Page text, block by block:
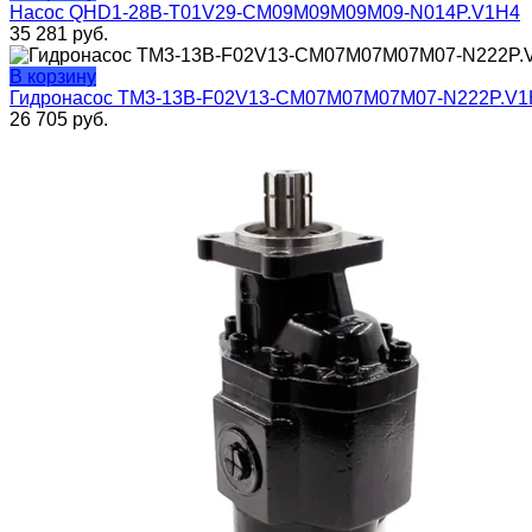
Насос QHD1-28B-T01V29-CM09M09M09M09-N014P.V1H4
35 281 руб.
В корзину
Гидронасос TM3-13B-F02V13-CM07M07M07M07-
26 705 руб.